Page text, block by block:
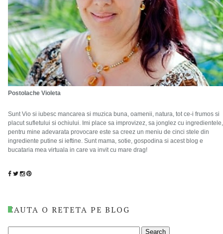
Postolache Violeta
Sunt Vio si iubesc mancarea si muzica buna, oamenii, natura, tot ce-i frumos si
placut sufletului si ochiului. Imi place sa improvizez, sa jonglez cu ingredientele,
pentru mine adevarata provocare este sa creez un meniu de cinci stele din
ingrediente putine si ieftine. Sunt mama, sotie, gospodina si acest blog e
bucataria mea virtuala in care va invit cu mare drag!
CAUTA O RETETA PE BLOG